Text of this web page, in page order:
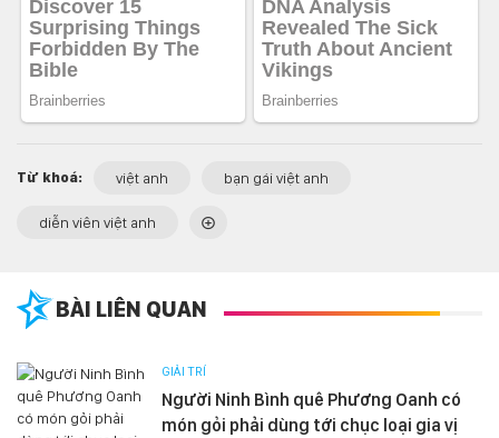
Từ khoá: việt anh bạn gái việt anh
diễn viên việt anh
BÀI LIÊN QUAN
GIẢI TRÍ
Người Ninh Bình quê Phương Oanh có
món gỏi phải dùng tới chục loại gia vị